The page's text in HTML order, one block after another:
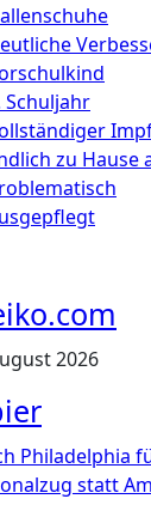
Schuljahr
zu Hause
2026
Philadelphia
statt